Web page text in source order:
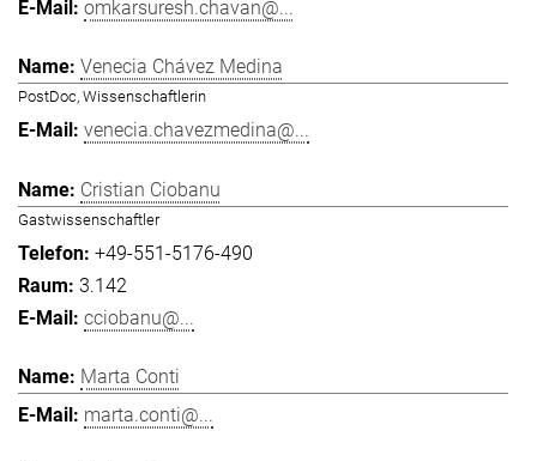
omkarsuresh.chavan@...
Venecia Chávez Medina
PostDoc, Wissenschaftlerin
venecia.chavezmedina@...
Cristian Ciobanu
Gastwissenschaftler
+49-551-5176-490
3.142
cciobanu@...
Marta Conti
marta.conti@...